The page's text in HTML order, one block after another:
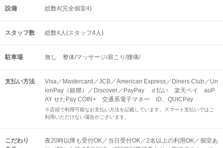
設備 総数4(完全個室4)
スタッフ数 総数4人(スタッフ4人)
駐車場 無し 整体/マッサージ/肩こり/腰痛/
支払い方法
Visa／Mastercard／JCB／American Express／Diners Club／Un
ionPay（銀聯）／Discover／PayPay ｄ払い 楽天ペイ auP
AY せたPay COIN+ 交通系電子マネー iD、QUICPay
※店頭で利用可能なお支払い方法を記載しています。スマート支払いではご
利用いただけない場合がございます。
こだわり
夜20時以降も受付OK／当日受付OK／2名以上の利用OK／個室あ